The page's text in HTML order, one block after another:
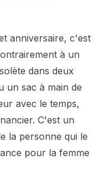
anniversaire, c'est
à un
dans deux
un sac à main de
avec le temps,
C'est un
la personne qui le
pour la femme